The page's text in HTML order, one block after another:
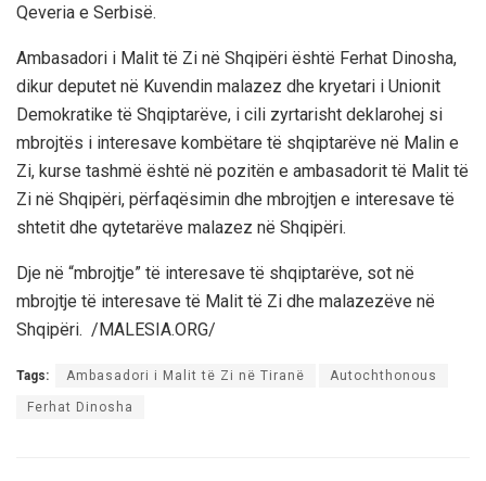
Qeveria e Serbisë.
Ambasadori i Malit të Zi në Shqipëri është Ferhat Dinosha,
dikur deputet në Kuvendin malazez dhe kryetari i Unionit
Demokratike të Shqiptarëve, i cili zyrtarisht deklarohej si
mbrojtës i interesave kombëtare të shqiptarëve në Malin e
Zi, kurse tashmë është në pozitën e ambasadorit të Malit të
Zi në Shqipëri, përfaqësimin dhe mbrojtjen e interesave të
shtetit dhe qytetarëve malazez në Shqipëri.
Dje në “mbrojtje” të interesave të shqiptarëve, sot në
mbrojtje të interesave të Malit të Zi dhe malazezëve në
Shqipëri. /MALESIA.ORG/
Tags: Ambasadori i Malit të Zi në Tiranë Autochthonous
Ferhat Dinosha